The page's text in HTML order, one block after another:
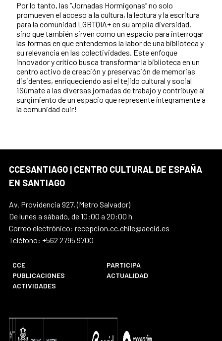
Por lo tanto, las “Jornadas Hormigonas” no solo
promueven el acceso a la cultura, la lectura y la escritura
para la comunidad LGBTQIA+ en su amplia diversidad,
sino que también sirven como un espacio para interrogar
las formas en que entendemos la labor de una biblioteca y
su relevancia en las colectividades. Este enfoque
innovador y crítico busca transformar la biblioteca en un
centro activo de creación y preservación de memorias
disidentes, enriqueciendo así el tejido cultural y social
¡Súmate a las diversas jornadas de trabajo y contribuye al
surgimiento de un espacio que represente íntegramente a
la comunidad cuir!
CCESANTIAGO | CENTRO CULTURAL DE ESPAÑA
EN SANTIAGO
Av. Providencia 927, (Metro Salvador)
De lunes a sábado, de 10:00 a 20:00 h
Correo electrónico: recepcion.cc.chile@aecid.es
Teléfono: +562 2795 9700
CCE
PARTICIPA
PUBLICACIONES
ACTUALIDAD
ACTIVIDADES